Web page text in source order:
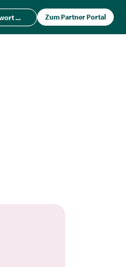
Zum Partner Portal